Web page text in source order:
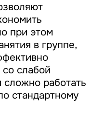
при этом
в группе,
слабой
сложно работать
стандартному